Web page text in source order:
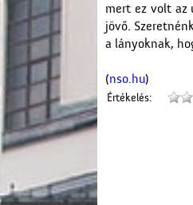
mert ez volt az
jövő.
a lányoknak,
(nso.hu)
Értékelés: